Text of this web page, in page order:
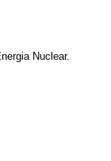
Nuclear.